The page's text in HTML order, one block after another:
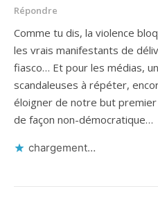
Répondre
Comme tu dis, la violence
les vrais manifestants de
fiasco… Et pour les médias,
scandaleuses à répéter,
éloigner de notre but premier
de façon non-démocratique…
chargement…